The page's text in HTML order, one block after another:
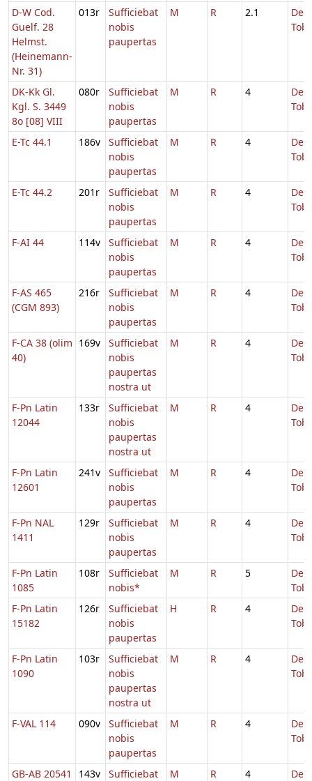
D-W Cod.
Guelf. 28
Helmst.
(Heinemann-
Nr. 31)
013r
Sufficiebat
nobis
paupertas
M R 2.1
De
DK-Kk Gl.
Kgl. S. 3449
8o [08] VIII
080r
Sufficiebat
nobis
paupertas
M R 4
De
E-Tc 44.1 186v
Sufficiebat
nobis
paupertas
M R 4
De
E-Tc 44.2 201r
Sufficiebat
nobis
paupertas
M R 4
De
F-AI 44 114v
Sufficiebat
nobis
paupertas
M R 4
De
F-AS 465
(CGM 893)
216r
Sufficiebat
nobis
paupertas
M R 4
De
F-CA 38 (olim
40)
169v
Sufficiebat
nobis
paupertas
nostra ut
M R 4
De
F-Pn Latin
12044
133r
Sufficiebat
nobis
paupertas
nostra ut
M R 4
De
F-Pn Latin
12601
241v
Sufficiebat
nobis
paupertas
M R 4
De
F-Pn NAL
1411
129r
Sufficiebat
nobis
paupertas
M R 4
De
F-Pn Latin
1085
108r
Sufficiebat
nobis*
M R 5
De
F-Pn Latin
15182
126r
Sufficiebat
nobis
paupertas
H R 4
De
F-Pn Latin
1090
103r
Sufficiebat
nobis
paupertas
nostra ut
M R 4
De
F-VAL 114 090v
Sufficiebat
nobis
paupertas
M R 4
De
GB-AB 20541 143v Sufficiebat M R 4 De